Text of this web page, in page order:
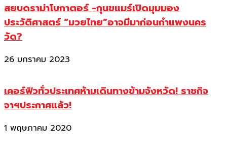
สยบดราม่าโบกาตอร์ -กุนขแมร์เปิดมุมมอง
ประวัติศาสตร์ “มวยไทย”อาจมีมาก่อนกำแพงนคร
วัด?
26 มกราคม 2023
เคอร์ฟิวทั่วประเทศห้ามเดินทางข้ามจังหวัด! ราชกิจ
จาฯประกาศแล้ว!
1 พฤษภาคม 2020